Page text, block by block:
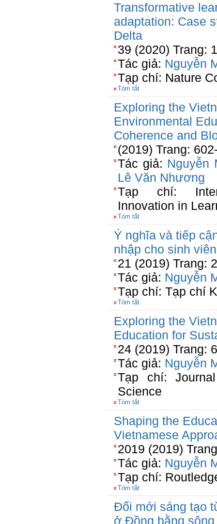
Transformative
adaptation: Case
Delta
39 (2020) Trang:
Tác giả: Nguyễn
Tạp chí: Nature
Tóm tắt
Exploring the
Environmental
Coherence and
(2019) Trang:
Tác giả: Nguyễn
Lê Văn Nhương
Tạp chí:
Innovation in
Tóm tắt
Ý nghĩa và tiếp
nhập cho sinh
21 (2019) Trang:
Tác giả: Nguyễn
Tạp chí: Tạp chí
Tóm tắt
Exploring the
Education for
24 (2019) Trang:
Tác giả: Nguyễn
Tạp chí:
Science
Tóm tắt
Shaping the
Vietnamese
2019 (2019)
Tác giả: Nguyễn
Tạp chí:
Tóm tắt
Đổi mới sáng tạo
ở Đồng bằng